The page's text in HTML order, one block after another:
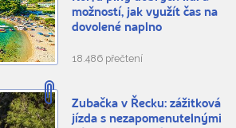
možností, jak využít čas na
dovolené naplno
18.486 přečtení
Zubačka v Řecku: zážitková
jízda s nezapomenutelnými